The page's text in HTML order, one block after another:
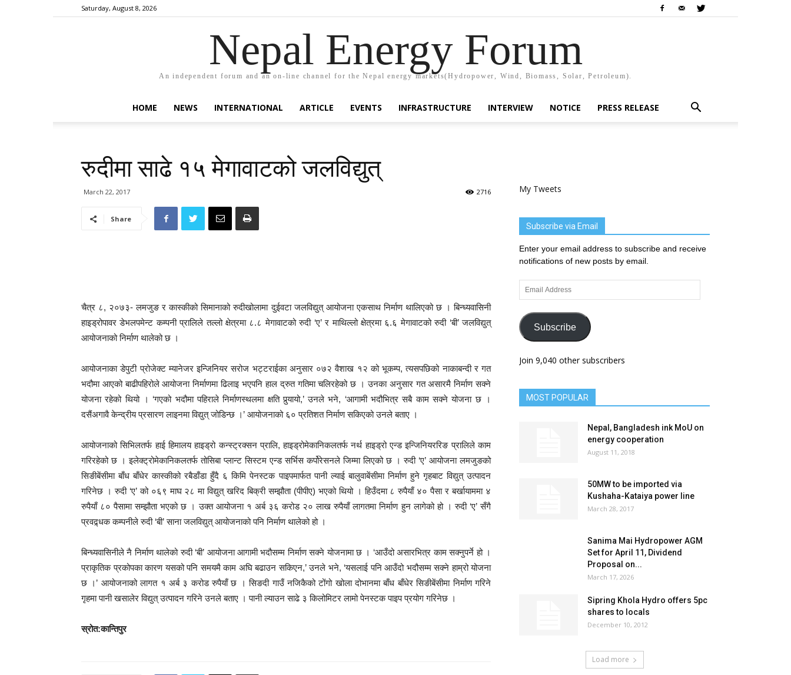
Saturday, August 8, 2026
Nepal Energy Forum
An independent forum and an on-line channel for the Nepal energy markets(Hydropower, Wind, Biomass, Solar, Petroleum).
HOME NEWS INTERNATIONAL ARTICLE EVENTS INFRASTRUCTURE INTERVIEW NOTICE PRESS RELEASE
रुदीमा साढे १५ मेगावाटको जलविद्युत्
March 22, 2017 2716
Share
चैत्र ८, २०७३- लमजुङ र कास्कीको सिमानाको रुदीखोलामा दुईवटा जलविद्युत् आयोजना एकसाथ निर्माण थालिएको छ । बिन्ध्यवासिनी
हाइड्रोपावर डेभलपमेन्ट कम्पनी प्रालिले तल्लो क्षेत्रमा ८.८ मेगावाटको रुदी ‘ए’ र माथिल्लो क्षेत्रमा ६.६ मेगावाटको रुदी ‘बी’ जलविद्युत्
आयोजनाको निर्माण थालेको छ ।
आयोजनाका डेपुटी प्रोजेक्ट म्यानेजर इन्जिनियर सरोज भट्टराईका अनुसार ०७२ वैशाख १२ को भूकम्प, त्यसपछिको नाकाबन्दी र गत
भदौमा आएको बाढीपहिरोले आयोजना निर्माणमा ढिलाइ भएपनि हाल द्रुत गतिमा चलिरहेको छ । उनका अनुसार गत असारमै निर्माण सक्ने
योजना रहेको थियो । ‘गएको भदौमा पहिराले निर्माणस्थलमा क्षति पुर्‍यायो,’ उनले भने, ‘आगामी भदौभित्र सबै काम सक्ने योजना छ ।
दसैंअगावै केन्द्रीय प्रसारण लाइनमा विद्युत् जोडिन्छ ।’ आयोजनाको ६० प्रतिशत निर्माण सकिएको उनले बताए ।
आयोजनाको सिभिलतर्फ हाई हिमालय हाइड्रो कन्स्ट्रक्सन प्रालि, हाइड्रोमेकानिकलतर्फ नर्थ हाइड्रो एन्ड इन्जिनियररिङ प्रालिले काम
गरिरहेको छ । इलेक्ट्रोमेकानिकलतर्फ तोसिबा प्लान्ट सिस्टम एन्ड सर्भिस कर्पोरेसनले जिम्मा लिएको छ । रुदी ‘ए’ आयोजना लमजुङको
सिङीबेंसीमा बाँध बाँधेर कास्कीको रबैडाँडा हुँदै ६ किमि पेनस्टक पाइपमार्फत पानी ल्याई बालुवाबेंसीमा निर्माण हुने गृहबाट विद्युत् उत्पादन
गरिनेछ । रुदी ‘ए’ को ०६९ माघ २८ मा विद्युत् खरिद बिक्री सम्झौता (पीपीए) भएको थियो । हिउँदमा ८ रुपैयाँ ४० पैसा र बर्खायाममा ४
रुपैयाँ ८० पैसामा सम्झौता भएको छ । उक्त आयोजना १ अर्ब ३६ करोड २० लाख रुपैयाँ लागतमा निर्माण हुन लागेको हो । रुदी ‘ए’ सँगै
प्रवद्र्धक कम्पनीले रुदी ‘बी’ साना जलविद्युत् आयोजनाको पनि निर्माण थालेको हो ।
बिन्ध्यवासिनीले नै निर्माण थालेको रुदी ‘बी’ आयोजना आगामी भदौसम्म निर्माण सक्ने योजनामा छ । ‘आउँदो असारभित्र काम सक्नुपर्ने हो ।
प्राकृतिक प्रकोपका कारण यसको पनि समयमै काम अघि बढाउन सकिएन,’ उनले भने, ‘यसलाई पनि आउँदो भदौसम्म सक्ने हाम्रो योजना
छ ।’ आयोजनाको लागत १ अर्ब ३ करोड रुपैयाँ छ । सिङदी गाउँ नजिकैको टोंगो खोला दोभानमा बाँध बाँधेर सिङीबेंसीमा निर्माण गरिने
गृहमा पानी खसालेर विद्युत् उत्पादन गरिने उनले बताए । पानी ल्याउन साढे ३ किलोमिटर लामो पेनस्टक पाइप प्रयोग गरिनेछ ।
स्रोत:कान्तिपुर
My Tweets
Subscribe via Email
Enter your email address to subscribe and receive
notifications of new posts by email.
Email
Address
Subscribe
Join 9,040 other subscribers
MOST POPULAR
Nepal, Bangladesh ink MoU on
energy cooperation
August 11, 2018
50MW to be imported via
Kushaha-Kataiya power line
March 28, 2017
Sanima Mai Hydropower AGM
Set for April 11, Dividend
Proposal on...
March 17, 2026
Sipring Khola Hydro offers 5pc
shares to locals
December 10, 2012
Load more